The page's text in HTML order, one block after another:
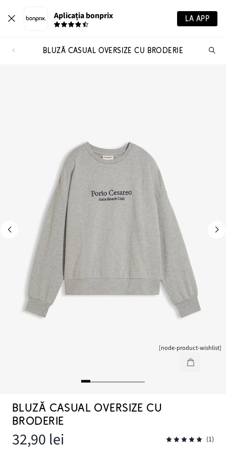
Aplicația bonprix LA APP
BLUZĂ CASUAL OVERSIZE CU BRODERIE
[node-product-wishlist]
BLUZĂ CASUAL OVERSIZE CU
BRODERIE
32,90 lei (1)